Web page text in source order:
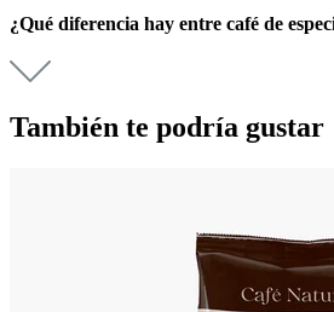
¿Qué diferencia hay entre café de
También te podría gustar